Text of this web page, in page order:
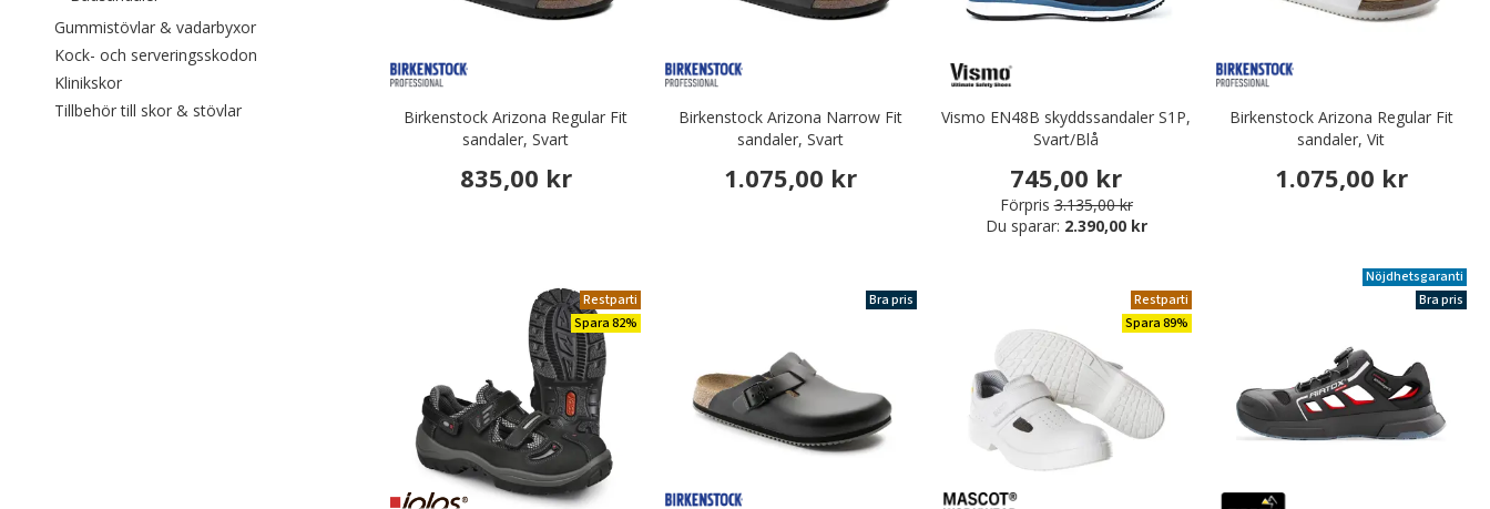
Gummistövlar & vadarbyxorFiltrera efter category: Gummistövlar & vadarbyxor
Kock- och serveringsskodon
KlinikskorFiltrera efter category: Klinikskor
Tillbehör till skor & stövlarFiltrera efter category: Tillbehör till skor & stövlar
Birkenstock Arizona Regular Fit
sandaler, Svart
835,00 kr
Birkenstock Arizona Narrow Fit
sandaler, Svart
1.075,00 kr
Vismo EN48B skyddssandaler S1P,
Svart/Blå
745,00 kr
Förpris 3.135,00 kr
Du sparar: 2.390,00 kr
Birkenstock Arizona Regular Fit
sandaler, Vit
1.075,00 kr
Restparti
Spara 82%
Bra pris
Restparti
Spara 89%
Nöjdhetsgaranti
Bra pris